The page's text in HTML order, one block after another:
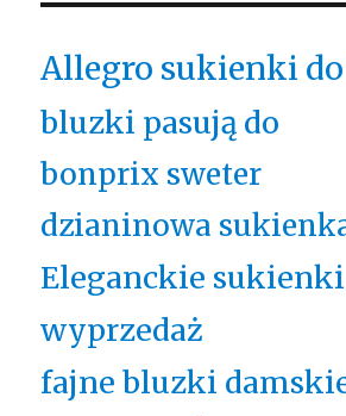
Allegro sukienki do
bluzki pasują do
bonprix sweter
dzianinowa
Eleganckie sukienki
wyprzedaż
fajne bluzki